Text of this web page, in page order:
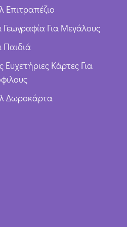
Επιτραπέζιο
Γεωγραφία Για Μεγάλους
Παιδιά
Ευχετήριες Κάρτες Για
Δωροκάρτα